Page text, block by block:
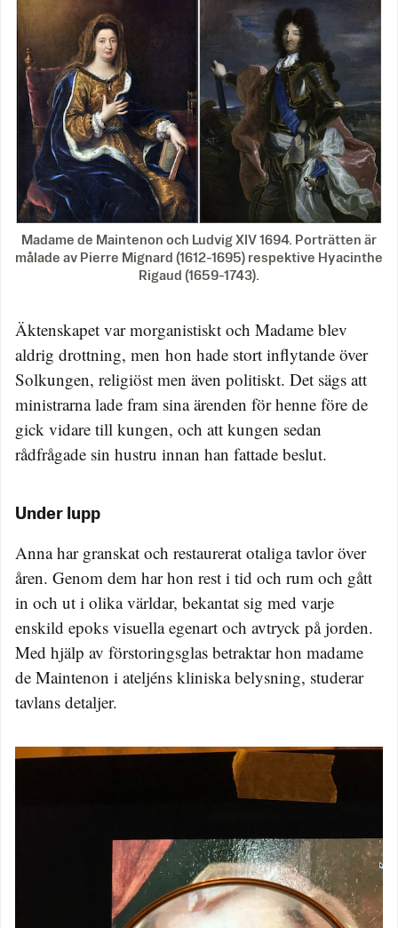
Madame de Maintenon och Ludvig XIV 1694. Porträtten är
målade av Pierre Mignard (1612-1695) respektive Hyacinthe
Rigaud (1659-1743).
Äktenskapet var morganistiskt och Madame blev
aldrig drottning, men hon hade stort inflytande över
Solkungen, religiöst men även politiskt. Det sägs att
ministrarna lade fram sina ärenden för henne före de
gick vidare till kungen, och att kungen sedan
rådfrågade sin hustru innan han fattade beslut.
Under lupp
Anna har granskat och restaurerat otaliga tavlor över
åren. Genom dem har hon rest i tid och rum och gått
in och ut i olika världar, bekantat sig med varje
enskild epoks visuella egenart och avtryck på jorden.
Med hjälp av förstoringsglas betraktar hon madame
de Maintenon i ateljéns kliniska belysning, studerar
tavlans detaljer.